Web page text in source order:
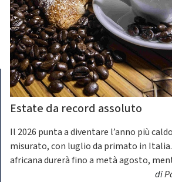
Estate da record assoluto
Il 2026 punta a diventare l’anno più
misurato, con luglio da primato in
africana durerà fino a metà agosto,
di